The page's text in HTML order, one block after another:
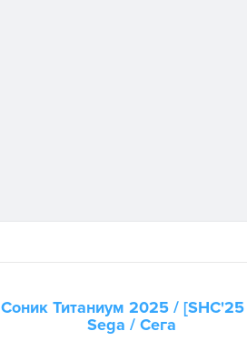
Соник Титаниум 2025/ [SHC'25
Sega / Сега